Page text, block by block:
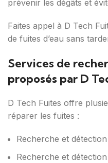
prévenir les dégâts et
Faites appel à D Tech
de fuites d’eau sans
Services de
proposés par D
D Tech Fuites offre
réparer les fuites :
Recherche et
Recherche et